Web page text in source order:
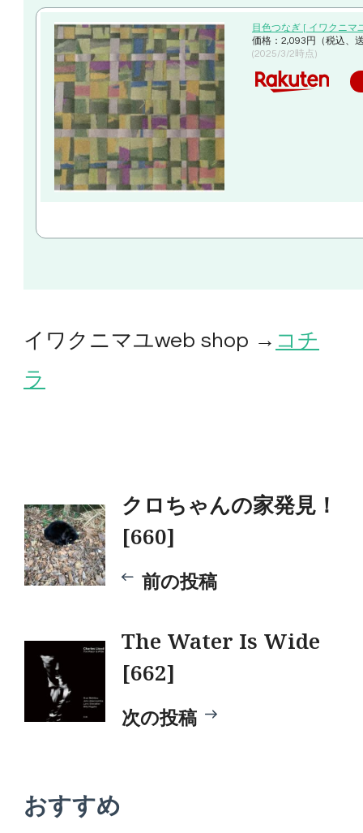
目色つなぎ [ イワクニマ
価格：2,093円（税込、
(2025/3/2時点)
イワクニマユweb shop → コチ
ラ
投
稿
ビ
ゲ
シ
クロちゃんの家発見！
[660]
前の投稿
The Water Is Wide
[662]
次の投稿
おすすめ